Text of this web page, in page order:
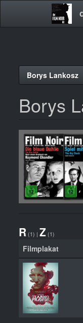
Borys Lankosz
Borys
R (1) | Z (1)
Filmplakat